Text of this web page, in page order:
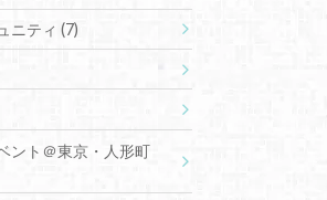
ニティ(7)
ント＠東京・人形町